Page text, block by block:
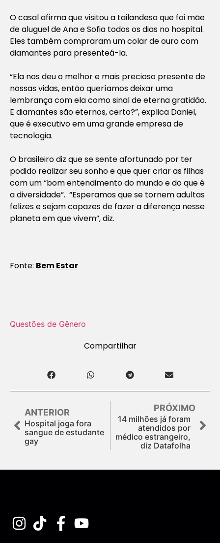
O casal afirma que visitou a tailandesa que foi mãe
de aluguel de Ana e Sofia todos os dias no hospital.
Eles também compraram um colar de ouro com
diamantes para presenteá-la.
“Ela nos deu o melhor e mais precioso presente de
nossas vidas, então queríamos deixar uma
lembrança com ela como sinal de eterna gratidão.
E diamantes são eternos, certo?”, explica Daniel,
que é executivo em uma grande empresa de
tecnologia.
O brasileiro diz que se sente afortunado por ter
podido realizar seu sonho e que quer criar as filhas
com um “bom entendimento do mundo e do que é
a diversidade”. “Esperamos que se tornem adultas
felizes e sejam capazes de fazer a diferença nesse
planeta em que vivem”, diz.
Fonte: Bem Estar
Questões de Gênero
Compartilhar
ANTERIOR
Hospital joga fora
sangue de estudante
gay
PRÓXIMO
14 milhões já foram
atendidos por
médico estrangeiro,
diz Datafolha